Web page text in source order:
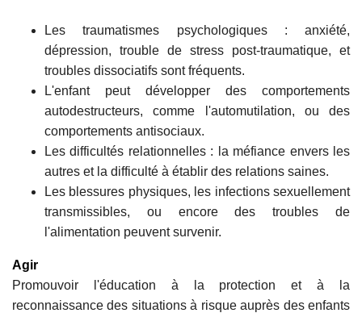
Les traumatismes psychologiques : anxiété,
dépression, trouble de stress post-traumatique, et
troubles dissociatifs sont fréquents.
L'enfant peut développer des comportements
autodestructeurs, comme l'automutilation, ou des
comportements antisociaux.
Les difficultés relationnelles : la méfiance envers les
autres et la difficulté à établir des relations saines.
Les blessures physiques, les infections sexuellement
transmissibles, ou encore des troubles de
l'alimentation peuvent survenir.
Agir
Promouvoir l'éducation à la protection et à la
reconnaissance des situations à risque auprès des enfants